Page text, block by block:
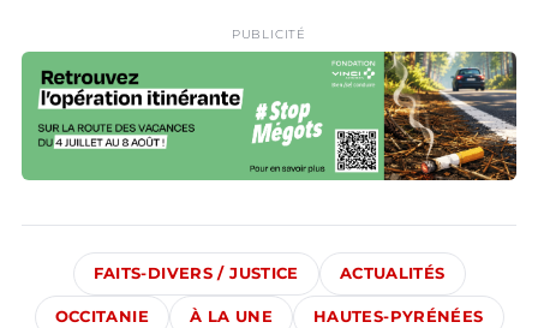
PUBLICITÉ
FAITS-DIVERS / JUSTICE ACTUALITÉS
OCCITANIE À LA UNE HAUTES-PYRÉNÉES